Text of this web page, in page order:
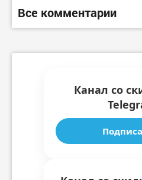
Все комментарии
Канал со